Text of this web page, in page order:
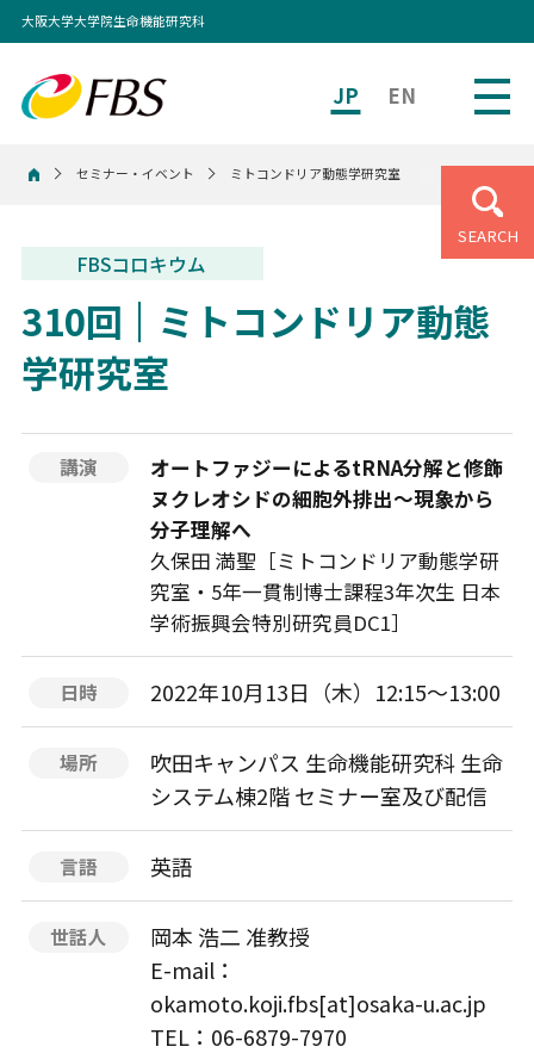
JP EN
大阪大学大学院生命機能研究科
SEARCH
ホームセミナー・イベント ミトコンドリア動態学研究室
FBSコロキウム
310回
ミトコンドリア動態
学研究室
講演
オートファジーによるtRNA分解と修飾
ヌクレオシドの細胞外排出〜現象から
分子理解へ
久保田 満聖［ミトコンドリア動態学研
究室・5年一貫制博士課程3年次生 日本
学術振興会特別研究員DC1］
日時 2022年10月13日（木）12:15〜13:00
場所
吹田キャンパス 生命機能研究科 生命
システム棟2階 セミナー室及び配信
言語 英語
世話人
岡本 浩二 准教授
E-mail：
okamoto.koji.fbs[at]osaka-u.ac.jp
TEL：06-6879-7970